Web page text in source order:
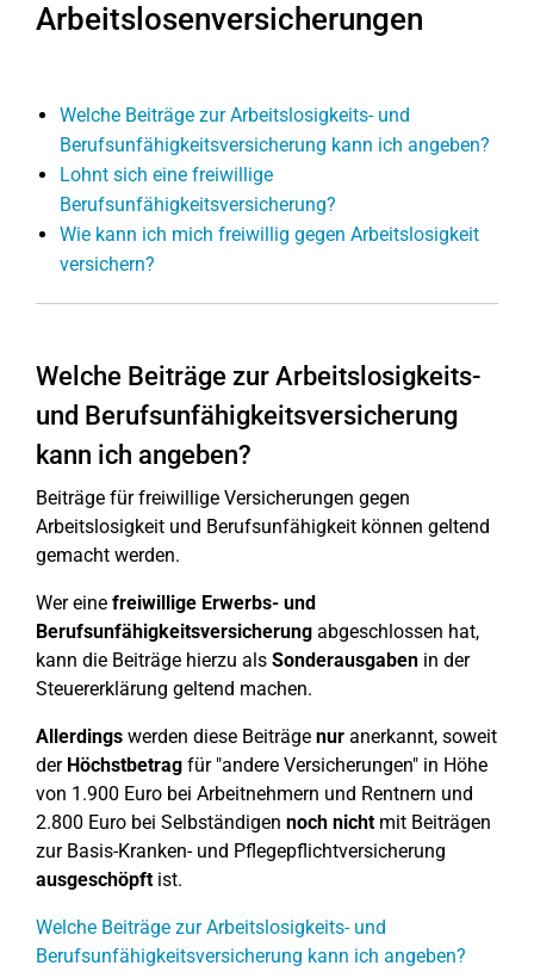
Arbeitslosenversicherungen
Welche Beiträge zur Arbeitslosigkeits- und
Berufsunfähigkeitsversicherung kann ich angeben?
Lohnt sich eine freiwillige
Berufsunfähigkeitsversicherung?
Wie kann ich mich freiwillig gegen Arbeitslosigkeit
versichern?
Welche Beiträge zur Arbeitslosigkeits-
und Berufsunfähigkeitsversicherung
kann ich angeben?
Beiträge für freiwillige Versicherungen gegen
Arbeitslosigkeit und Berufsunfähigkeit können geltend
gemacht werden.
Wer eine freiwillige Erwerbs- und
Berufsunfähigkeitsversicherung abgeschlossen hat,
kann die Beiträge hierzu als Sonderausgaben in der
Steuererklärung geltend machen.
Allerdings werden diese Beiträge nur anerkannt, soweit
der Höchstbetrag für "andere Versicherungen" in Höhe
von 1.900 Euro bei Arbeitnehmern und Rentnern und
2.800 Euro bei Selbständigen noch nichtmit Beiträgen
zur Basis-Kranken- und Pflegepflichtversicherung
ausgeschöpftist.
Welche Beiträge zur Arbeitslosigkeits- und
Berufsunfähigkeitsversicherung kann ich angeben?